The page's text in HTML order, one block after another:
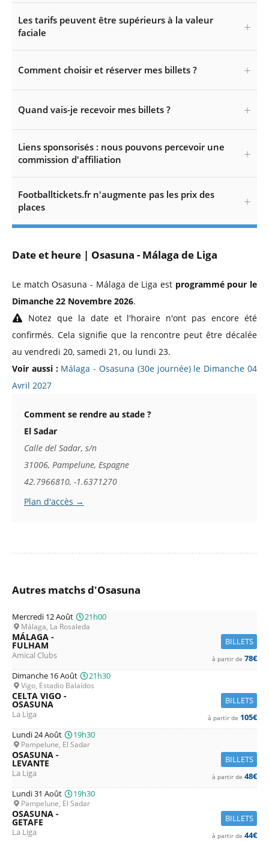
Les tarifs peuvent être supérieurs à la valeur
faciale
Comment choisir et réserver mes billets ?
Quand vais-je recevoir mes billets ?
Liens sponsorisés : nous pouvons percevoir une
commission d'affiliation
Footballtickets.fr n'augmente pas les prix des
places
Date et heure | Osasuna - Málaga de Liga
Le match Osasuna - Málaga de Liga est programmé pour le
Dimanche 22 Novembre 2026.
Notez que la date et l'horaire n'ont pas encore été
confirmés. Cela signifie que la rencontre peut être décalée
au vendredi 20, samedi 21, ou lundi 23.
Voir aussi : Málaga - Osasuna (30e journée) le Dimanche 04
Avril 2027
Comment se rendre au stade ?
El Sadar
Calle del Sadar, s/n
31006, Pampelune, Espagne
42.7966810, -1.6371270
Plan d'accès →
Autres matchs d'Osasuna
Mercredi 12 Août 21h00
Málaga, La Rosaleda
BILLETS
MÁLAGA -
FULHAM
Amical Clubs à partir de 78€
Dimanche 16 Août
21h30
Vigo, Estadio Balaídos
BILLETS
CELTA VIGO -
OSASUNA
La Liga à partir de 105€
Lundi 24 Août
19h30
Pampelune, El Sadar
BILLETS
OSASUNA -
LEVANTE
La Liga à partir de 48€
Lundi 31 Août
19h30
Pampelune, El Sadar
BILLETS
OSASUNA -
GETAFE
La Liga à partir de 44€